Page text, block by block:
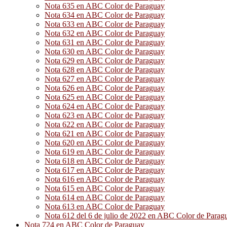
Nota 635 en ABC Color de Paraguay
Nota 634 en ABC Color de Paraguay
Nota 633 en ABC Color de Paraguay
Nota 632 en ABC Color de Paraguay
Nota 631 en ABC Color de Paraguay
Nota 630 en ABC Color de Paraguay
Nota 629 en ABC Color de Paraguay
Nota 628 en ABC Color de Paraguay
Nota 627 en ABC Color de Paraguay
Nota 626 en ABC Color de Paraguay
Nota 625 en ABC Color de Paraguay
Nota 624 en ABC Color de Paraguay
Nota 623 en ABC Color de Paraguay
Nota 622 en ABC Color de Paraguay
Nota 621 en ABC Color de Paraguay
Nota 620 en ABC Color de Paraguay
Nota 619 en ABC Color de Paraguay
Nota 618 en ABC Color de Paraguay
Nota 617 en ABC Color de Paraguay
Nota 616 en ABC Color de Paraguay
Nota 615 en ABC Color de Paraguay
Nota 614 en ABC Color de Paraguay
Nota 613 en ABC Color de Paraguay
Nota 612 del 6 de julio de 2022 en ABC Color de
Nota 724 en ABC Color de Paraguay